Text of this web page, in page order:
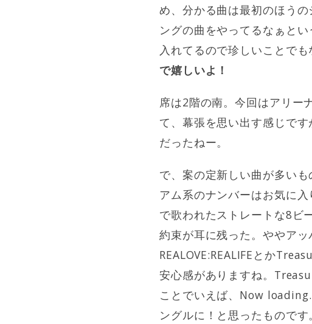
め、分かる曲は最初のほう
ングの曲をやってるなぁと
入れてるので珍しいことで
で嬉しいよ！
席は2階の南。今回はアリー
て、幕張を思い出す感じで
だったねー。
で、案の定新しい曲が多い
アム系のナンバーはお気に
で歌われたストレートな8ビ
約束が耳に残った。ややア
REALOVE:REALIFEとか
安心感がありますね。
ことでいえば、Now
ングルに！と思ったもので